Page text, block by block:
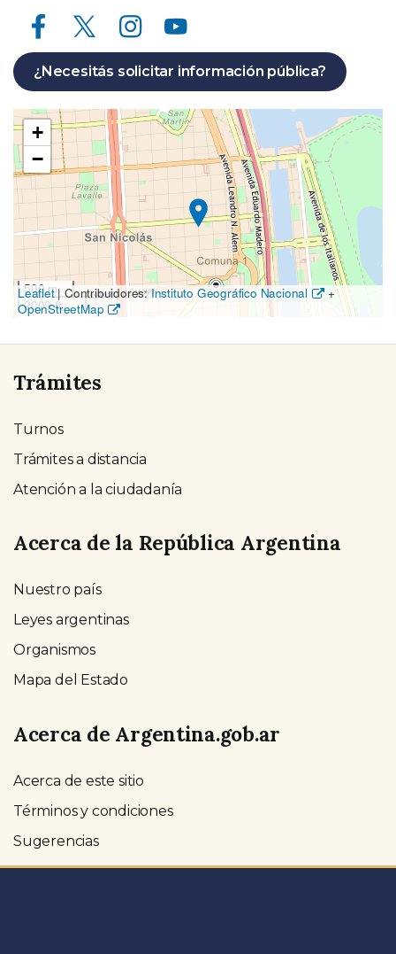
Facebook X (ex Twitter) Instagram
¿Necesitás solicitar información pública?
Ubicación
en
el
mapa
+
−
500 m
2000 ft
Leaflet |Contribuidores:Instituto Geográfico Nacional
+
OpenStreetMap
Trámites
Turnos
Trámites a distancia
Atención a la ciudadanía
Acerca de la República Argentina
Nuestro país
Leyes argentinas
Organismos
Mapa del Estado
Acerca de Argentina.gob.ar
Acerca de este sitio
Términos y condiciones
Sugerencias